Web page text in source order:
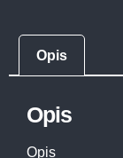
Opis
Opis
Opis